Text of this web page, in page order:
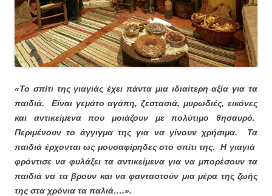
«Το σπίτι της γιαγιάς έχει πάντα μια ιδιαίτερη αξία για τα
παιδιά. Είναι γεμάτο αγάπη, ζεστασιά, μυρωδιές, εικόνες
και αντικείμενα που μοιάζουν με πολύτιμο θησαυρό.
Περιμένουν το άγγιγμα της για να γίνουν χρήσιμα. Τα
παιδιά έρχονται ως μουσαφίρηδες στο σπίτι της. Η γιαγιά
φρόντισε να φυλάξει τα αντικείμενα για να μπορέσουν τα
παιδιά να τα βρουν και να φανταστούν μια μέρα της ζωής
της στα χρόνια τα παλιά….».